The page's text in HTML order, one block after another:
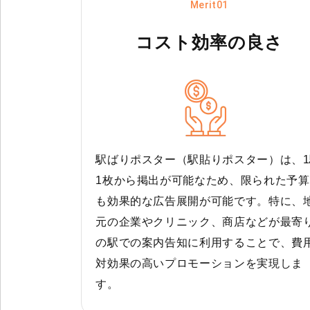
Merit01
コスト効率の良さ
駅ばりポスター（駅貼りポスター）は、
1枚から掲出が可能なため、限られた予
も効果的な広告展開が可能です。特に、
元の企業やクリニック、商店などが最寄
の駅での案内告知に利用することで、費
対効果の高いプロモーションを実現しま
す。